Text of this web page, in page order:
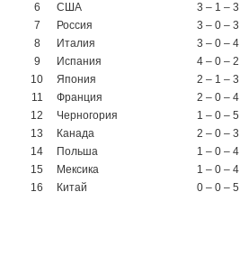
6
США
3 – 1 – 3
7
Россия
3 – 0 – 3
8
Италия
3 – 0 – 4
9
Испания
4 – 0 – 2
10
Япония
2 – 1 – 3
11
Франция
2 – 0 – 4
12
Черногория
1 – 0 – 5
13
Канада
2 – 0 – 3
14
Польша
1 – 0 – 4
15
Мексика
1 – 0 – 4
16
Китай 0 – 0 – 5